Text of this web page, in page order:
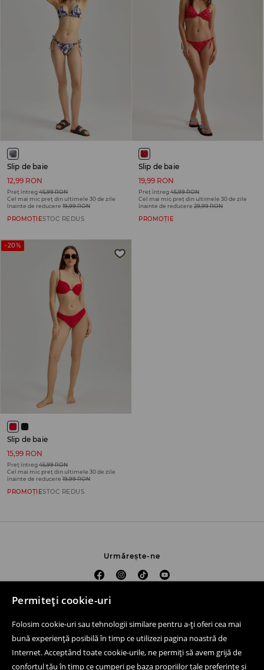
Permiteți cookie-uri
Folosim cookie-uri sau tehnologii similare pentru a-ți oferi cea mai
bună experiență posibilă în timp ce utilizezi pagina noastră de
Internet. Acceptând toate cookie-urile, ne permiți să avem grijă de
confortul tău în timp ce cumperi pe baza propriilor tale preferințe și
Slip de baie
12,99 RON
Preț întreg45,99 RON
Cel mai mic preț din ultimele 30 de zile
înainte de reducere 19,99 RON
PROMOȚIESTOC REDUS
Slip de baie
19,99 RON
Preț întreg45,99 RON
Cel mai mic preț din ultimele 30 de zile
înainte de reducere 29,99 RON
PROMOȚIE
-20%
Slip de baie
15,99 RON
Preț întreg45,99 RON
Cel mai mic preț din ultimele 30 de zile
înainte de reducere 19,99 RON
PROMOȚIESTOC REDUS
Urmărește-ne
Ajutor și contact
Cumpără online
Magazine fizice